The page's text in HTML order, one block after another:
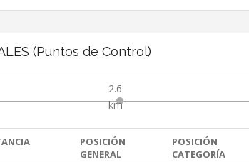
(Puntos de Control)
2.6
km
POSICIÓN
GENERAL
POSICIÓN
CATEGORÍA